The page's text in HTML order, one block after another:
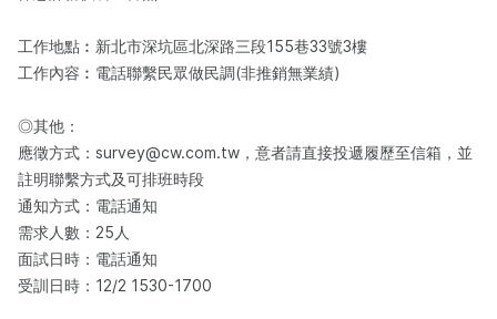
工作地點︰新北市深坑區北深路三段155巷33號3樓
工作內容︰電話聯繫民眾做民調(非推銷無業績)
◎其他：
應徵方式：survey@cw.com.tw，意者請直接投遞履歷至信箱，並
註明聯繫方式及可排班時段
通知方式：電話通知
需求人數：25人
面試日時：電話通知
受訓日時：12/2 1530-1700